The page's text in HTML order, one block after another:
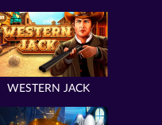
WESTERN JACK